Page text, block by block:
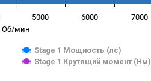
Об/мин
Stage 1 Мощность (лс)
Stage 1 Крутящий момент (Нм)
5000 6000 7000